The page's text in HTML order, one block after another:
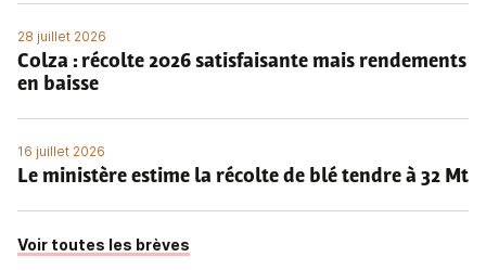
28 juillet 2026
Colza : récolte 2026 satisfaisante mais rendements
en baisse
16 juillet 2026
Le ministère estime la récolte de blé tendre à 32 Mt
Voir toutes les brèves